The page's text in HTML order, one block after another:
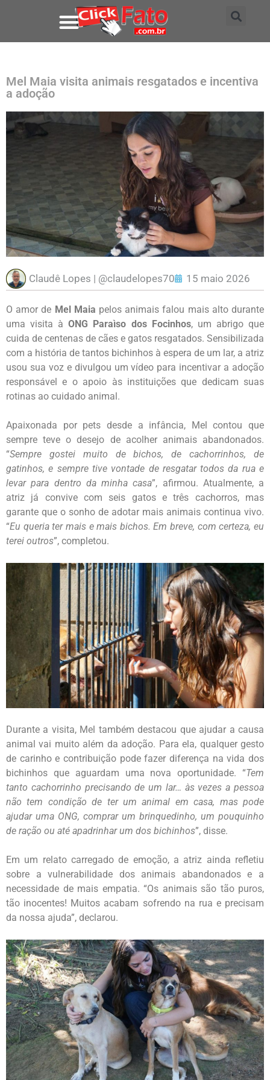
Mel Maia visita animais resgatados e incentiva
a adoção
Claudê Lopes | @claudelopes70 15 maio 2026
O amor de Mel Maia pelos animais falou mais alto durante
uma visita àONG Paraìso dos Focinhos, um abrigo que
cuida de centenas de cães e gatos resgatados. Sensibilizada
com a história de tantos bichinhos à espera de um lar, a atriz
usou sua voz e divulgou um vídeo para incentivar a adoção
responsável e o apoio às instituições que dedicam suas
rotinas ao cuidado animal.
Apaixonada por pets desde a infância, Mel contou que
sempre teve o desejo de acolher animais abandonados.
“Sempre gostei muito de bichos, de cachorrinhos, de
gatinhos, e sempre tive vontade de resgatar todos da rua e
levar para dentro da minha casa”, afirmou. Atualmente, a
atriz já convive com seis gatos e três cachorros, mas
garante que o sonho de adotar mais animais continua vivo.
“Eu queria ter mais e mais bichos. Em breve, com certeza, eu
terei outros”, completou.
Durante a visita, Mel também destacou que ajudar a causa
animal vai muito além da adoção. Para ela, qualquer gesto
de carinho e contribuição pode fazer diferença na vida dos
bichinhos que aguardam uma nova oportunidade. “Tem
tanto cachorrinho precisando de um lar… às vezes a pessoa
não tem condição de ter um animal em casa, mas pode
ajudar uma ONG, comprar um brinquedinho, um pouquinho
de ração ou até apadrinhar um dos bichinhos”, disse.
Em um relato carregado de emoção, a atriz ainda refletiu
sobre a vulnerabilidade dos animais abandonados e a
necessidade de mais empatia. “Os animais são tão puros,
tão inocentes! Muitos acabam sofrendo na rua e precisam
da nossa ajuda”, declarou.